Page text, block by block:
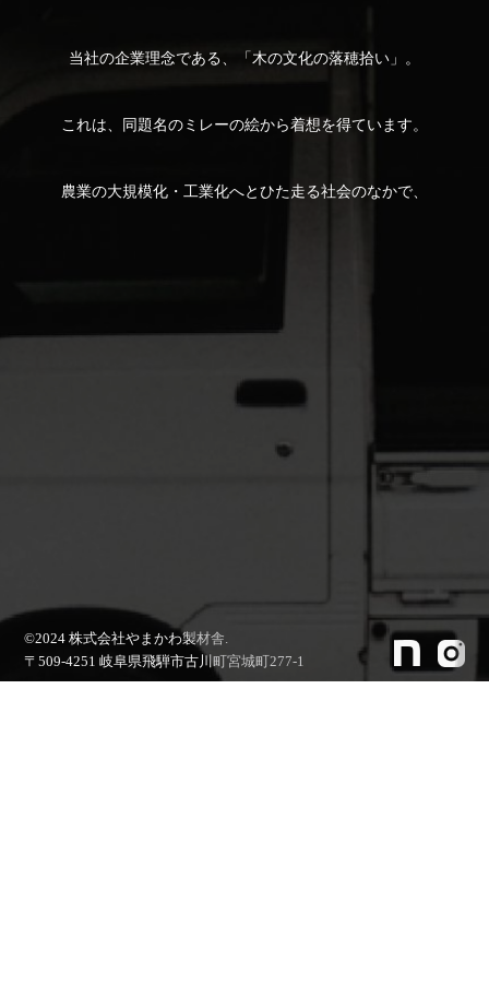
当社の企業理念である、「木の文化の落穂拾い」。
これは、同題名のミレーの絵から着想を得ています。
農業の大規模化・工業化へとひた走る社会のなかで、
©2024 株式会社やまかわ製材舎.
〒509-4251 岐阜県飛騨市古川町宮城町277-1